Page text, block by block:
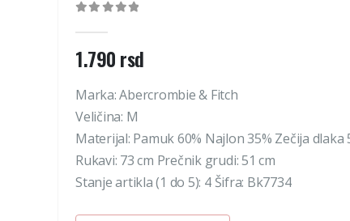
1.790rsd
Marka: Abercrombie & Fitch
Veličina: M
Materijal: Pamuk 60% Najlon 35% Zečija dlaka
Rukavi: 73 cm Prečnik grudi: 51 cm
Stanje artikla (1 do 5): 4 Šifra: Bk7734